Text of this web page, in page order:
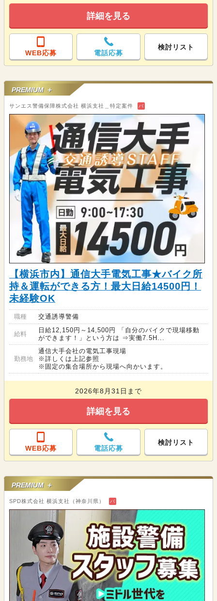
詳細を見る
WEB応募 電話応募
検討リスト
PREMIUM ＋
サンエス警備保障株式会社 横浜支社＿特定案件 バ
【横浜市内】通信大手電気工事★バイク所
持＆運転ができる方！最大日給14500円！
未経験OK
職種 交通誘導警備
給料
日給12,150円～14,500円 「自分のバイクで現場移動
ができます！」という方は ⇒実働7.5H...
勤務地
通信大手会社の電気工事現場
※詳しくは上記参照
※固定の集合場所から現場へ向かいます。
2026年8月31日まで
詳細を見る
WEB応募 電話応募
検討リスト
PREMIUM ＋
SPD株式会社 横浜支社（神奈川県） バ